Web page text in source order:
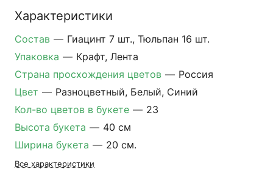
Характеристики
Состав — Гиацинт 7 шт., Тюльпан 16 шт.
Упаковка — Крафт, Лента
Страна просхождения цветов — Россия
Цвет — Разноцветный, Белый, Синий
Кол-во цветов в букете — 23
Высота букета — 40 см
Ширина букета — 20 см.
Все характеристики